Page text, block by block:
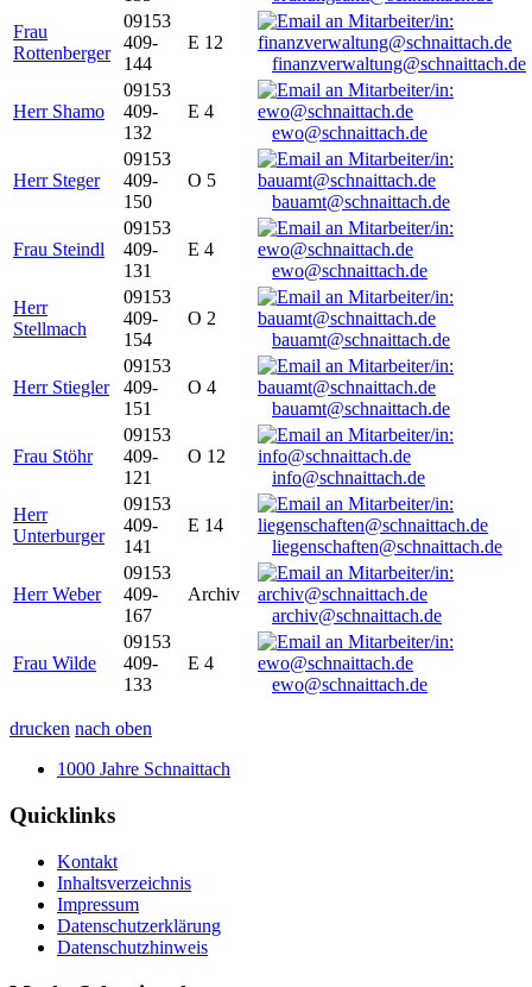
Frau
Rottenberger
09153
409-
144
E 12
finanzverwaltung@schnaittach.de
Herr Shamo
09153
409-
132
E 4
ewo@schnaittach.de
Herr Steger
09153
409-
150
O 5
bauamt@schnaittach.de
Frau Steindl
09153
409-
131
E 4
ewo@schnaittach.de
Herr
Stellmach
09153
409-
154
O 2
bauamt@schnaittach.de
Herr Stiegler
09153
409-
151
O 4
bauamt@schnaittach.de
Frau Stöhr
09153
409-
121
O 12
info@schnaittach.de
Herr
Unterburger
09153
409-
141
E 14
liegenschaften@schnaittach.de
Herr Weber
09153
409-
167
Archiv
archiv@schnaittach.de
Frau Wilde
09153
409-
133
E 4
ewo@schnaittach.de
drucken nach oben
1000 Jahre Schnaittach
Quicklinks
Kontakt
Inhaltsverzeichnis
Impressum
Datenschutzerklärung
Datenschutzhinweis